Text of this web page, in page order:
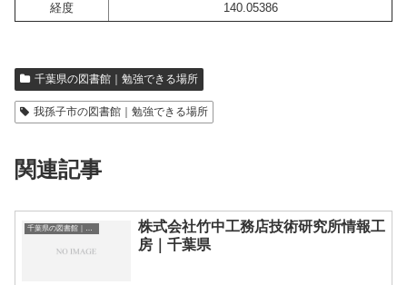
経度
140.05386
千葉県の図書館｜勉強できる場所
我孫子市の図書館｜勉強できる場所
関連記事
株式会社竹中工務店技術研究所情報工
房｜千葉県